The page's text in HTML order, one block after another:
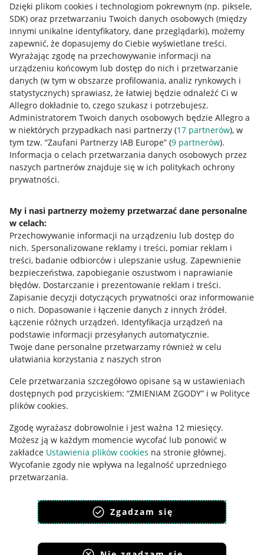
Dzięki plikom cookies i technologiom pokrewnym (np. piksele,
SDK) oraz przetwarzaniu Twoich danych osobowych (między
innymi unikalne identyfikatory, dane przeglądarki), możemy
zapewnić, że dopasujemy do Ciebie wyświetlane treści.
Wyrażając zgodę na przechowywanie informacji na
urządzeniu końcowym lub dostęp do nich i przetwarzanie
danych (w tym w obszarze profilowania, analiz rynkowych i
statystycznych) sprawiasz, że łatwiej będzie odnaleźć Ci w
Allegro dokładnie to, czego szukasz i potrzebujesz.
Administratorem Twoich danych osobowych będzie Allegro a
w niektórych przypadkach nasi partnerzy (17 partnerów), w
tym tzw. “Zaufani Partnerzy IAB Europe” (9 partnerów).
Informacja o celach przetwarzania danych osobowych przez
naszych partnerów znajduje się w ich politykach ochrony
prywatności.
My i nasi partnerzy możemy przetwarzać dane personalne
w celach:
Przechowywanie informacji na urządzeniu lub dostęp do
nich. Spersonalizowane reklamy i treści, pomiar reklam i
treści, badanie odbiorców i ulepszanie usług. Zapewnienie
bezpieczeństwa, zapobieganie oszustwom i naprawianie
błędów. Dostarczanie i prezentowanie reklam i treści.
Zapisanie decyzji dotyczących prywatności oraz informowanie
o nich. Dopasowanie i łączenie danych z innych źródeł.
Łączenie różnych urządzeń. Identyfikacja urządzeń na
podstawie informacji przesyłanych automatycznie.
Twoje dane personalne przetwarzamy również w celu
ułatwiania korzystania z naszych stron
Cele przetwarzania szczegółowo opisane są w ustawieniach
dostępnych pod przyciskiem: “ZMIENIAM ZGODY” i w Polityce
plików cookies.
Zgodę wyrażasz dobrowolnie i jest ważna 12 miesięcy.
Możesz ją w każdym momencie wycofać lub ponowić w
zakładce Ustawienia plików cookies na stronie głównej.
Wycofanie zgody nie wpływa na legalność uprzedniego
przetwarzania.
polityka plików cookies
polityka ochrony prywatności
Zgadzam się
Przydatne informacje
Jak to działa
Napisz do nas
Allegro Gadane dla kupujących
Mapa miejscowości
Informacje prawne
Regulamin
Polityka plików "cookies"
Ustawienia plików "cookies"
Udostępnianie lokalizacji
Informacje dla Aktu o Usługach Cyfrowych
Pobierz aplikację